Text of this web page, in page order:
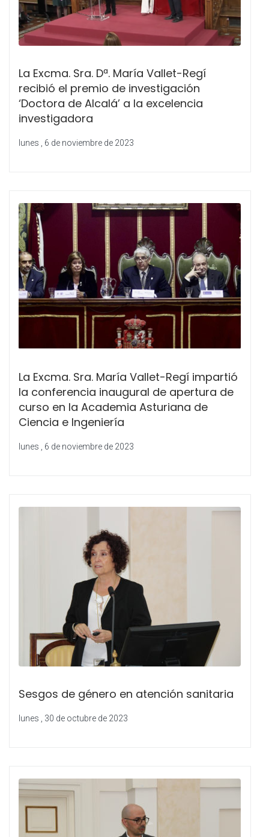
La Excma. Sra. Dª. María Vallet-Regí
recibió el premio de investigación
‘Doctora de Alcalá’ a la excelencia
investigadora
lunes , 6 de noviembre de 2023
La Excma. Sra. María Vallet-Regí impartió
la conferencia inaugural de apertura de
curso en la Academia Asturiana de
Ciencia e Ingeniería
lunes , 6 de noviembre de 2023
Sesgos de género en atención sanitaria
lunes , 30 de octubre de 2023